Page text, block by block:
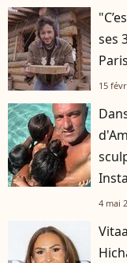
ses
15
4 mai